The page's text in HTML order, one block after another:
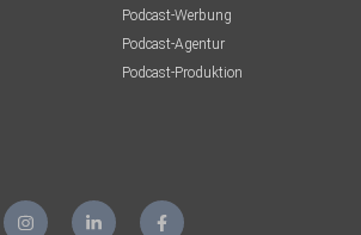
Podcast-Werbung
Podcast-Agentur
Podcast-Produktion